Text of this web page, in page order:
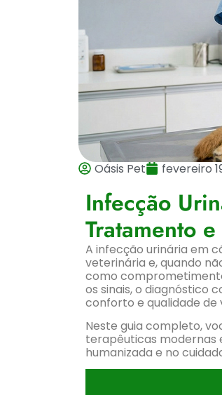
Oásis Pet fevereiro
Infecção
Tratamento
A infecção urinária em
veterinária e, quando
como
os sinais, o diagnóstico
conforto e qualidade de
Neste guia completo,
terapêuticas modernas
humanizada e no